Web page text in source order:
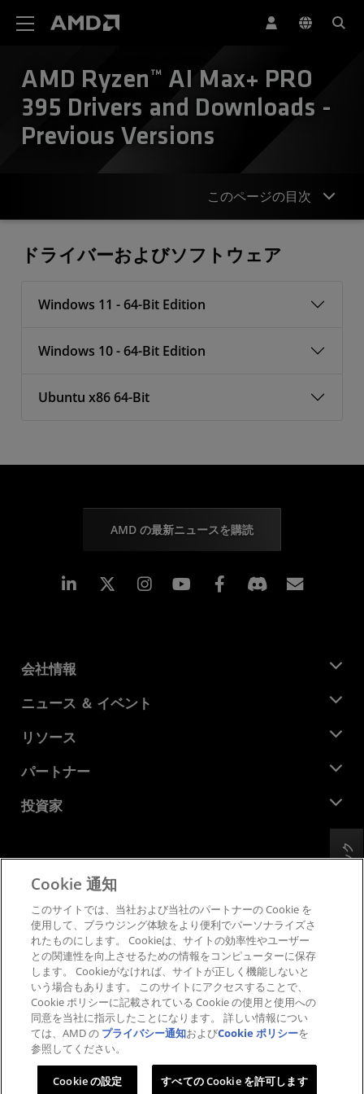
AMD Ryzen™ AI Max+ PRO
395 Drivers and Downloads -
Previous Versions
このページの目次
ドライバー
ドライバーおよびソフトウェア
Windows 11 - 64-Bit Edition
Windows 10 - 64-Bit Edition
Ubuntu x86 64-Bit
フィードバック
AMD の最新ニュースを購読
Linkedin Instagram Facebook
会社情報
AMD について
企業責任
キャリア
お問い合わせ
ニュース ＆ イベント
ニュースルーム
メディア ライブラリ
リソース
デベロッパー セントラル
ケース スタディ
パートナー
AMD パートナー ハブ
投資家
財務情報
取締役会
SEC 提出書類
プライバシー
商標
サプライ チェーンの透明性
公正でオープンな競争
英国税務戦略
Cookie ポリシー
Cookie の設定
Cookie 通知
このサイトでは、当社および当社のパートナーの Cookie を
使用して、ブラウジング体験をより便利でパーソナライズさ
れたものにします。 Cookieは、サイトの効率性やユーザー
との関連性を向上させるための情報をコンピューターに保存
します。 Cookieがなければ、サイトが正しく機能しないと
いう場合もあります。 このサイトにアクセスすることで、
Cookie ポリシーに記載されている Cookie の使用と使用への
同意を当社に指示したことになります。 詳しい情報につい
ては、AMD の プライバシー通知およびCookie ポリシーを
参照してください。
Cookie の設定 すべての Cookie を許可します